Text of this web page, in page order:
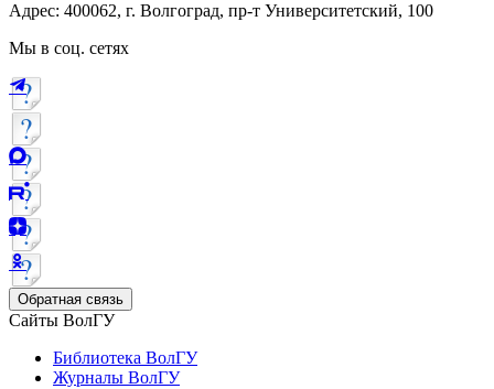
Адрес: 400062, г. Волгоград, пр-т Университетский, 100
Мы в соц. сетях
Обратная связь
Сайты ВолГУ
Библиотека ВолГУ
Журналы ВолГУ